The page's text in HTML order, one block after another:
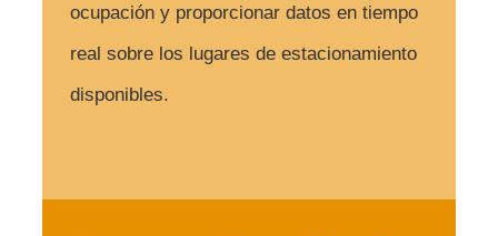
ocupación y proporcionar datos en tiempo
real sobre los lugares de estacionamiento
disponibles.